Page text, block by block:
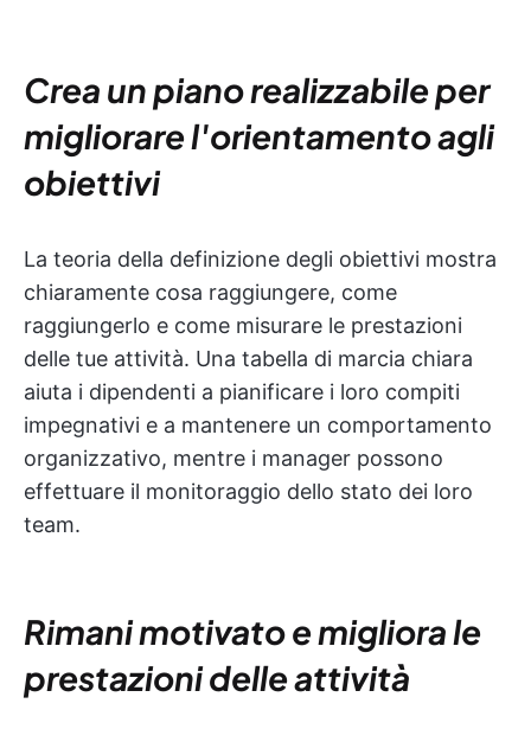
Crea un piano realizzabile per
migliorare l'orientamento agli
obiettivi
La teoria della definizione degli obiettivi mostra
chiaramente cosa raggiungere, come
raggiungerlo e come misurare le prestazioni
delle tue attività. Una tabella di marcia chiara
aiuta i dipendenti a pianificare i loro compiti
impegnativi e a mantenere un comportamento
organizzativo, mentre i manager possono
effettuare il monitoraggio dello stato dei loro
team.
Rimani motivato e migliora le
prestazioni delle attività